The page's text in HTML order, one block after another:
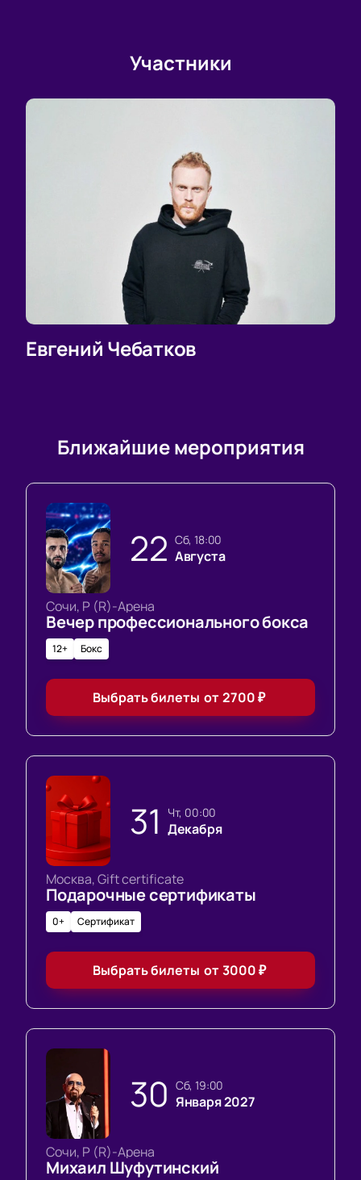
Участники
Евгений Чебатков
Ближайшие мероприятия
22 сб, 18:00
Августа
Сочи, Р (R)-Арена
Вечер профессионального бокса
12+ Бокс
Выбрать билеты от2700₽
31 чт, 00:00
Декабря
Москва, Gift certificate
Подарочные сертификаты
0+ Сертификат
Выбрать билеты от 3000₽
30 сб, 19:00
Января 2027
Сочи, Р (R)-Арена
Михаил Шуфутинский